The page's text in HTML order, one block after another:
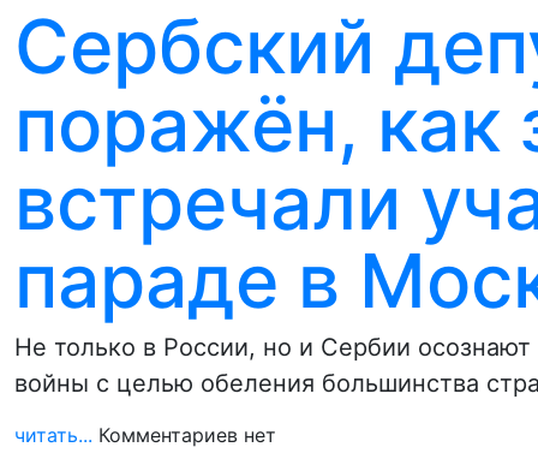
Сербский
поражён, как
встречали
параде в
Не только в России, но и Сербии
войны с целью обеления большинства
читать... Комментариев нет